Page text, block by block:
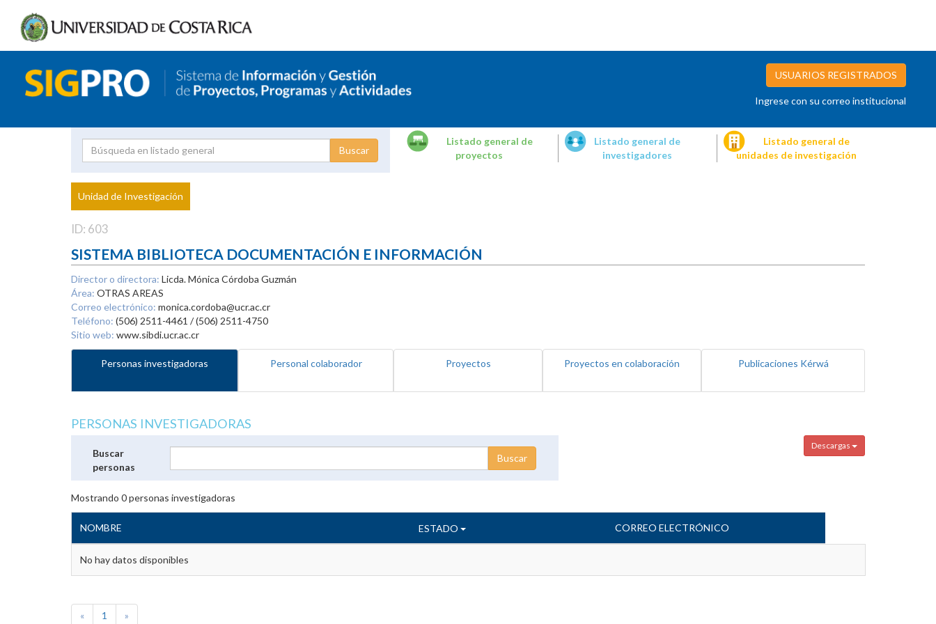
USUARIOS REGISTRADOS
Ingrese con su correo institucional
Proyecto
Investigador
Listado general de
proyectos
Listado general de
investigadores
Listado general de
unidades de investigación
Unidad de Investigación
ID: 603
SISTEMA BIBLIOTECA DOCUMENTACIÓN E INFORMACIÓN
Director o directora: Licda. Mónica Córdoba Guzmán
Área: OTRAS AREAS
Correo electrónico: monica.cordoba@ucr.ac.cr
Teléfono: (506) 2511-4461 / (506) 2511-4750
Sitio web: www.sibdi.ucr.ac.cr
Personas investigadoras Personal colaborador Proyectos Proyectos en colaboración Publicaciones Kérwá
PERSONAS INVESTIGADORAS
Descargas
Buscar
personas
Mostrando 0personas investigadoras
NOMBRE ESTADO CORREO ELECTRÓNICO
No hay datos disponibles
« 1 »